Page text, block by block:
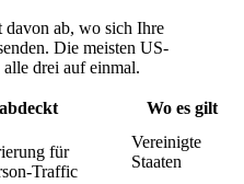
davon ab, wo sich Ihre
Die meisten US-
drei auf einmal.
Wo es gilt
für
Traffic
Vereinigte
Staaten